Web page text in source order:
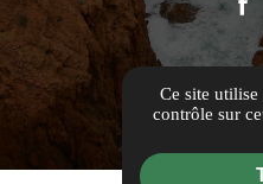
Ce site utilise
contrôle sur